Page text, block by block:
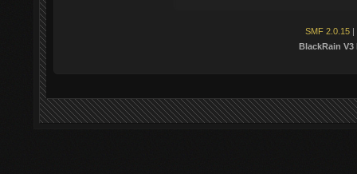
SMF 2.0.15 |
BlackRain V3